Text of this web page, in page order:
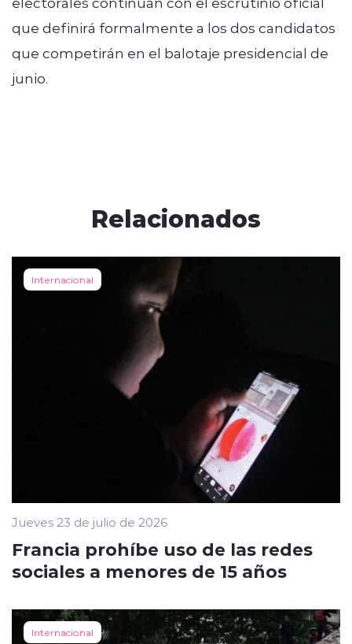
que definirá formalmente a los dos candidatos
que competirán en el balotaje presidencial de
junio.
Relacionados
Internacional
Jueves 23 de julio de 2026
Francia prohíbe uso de las redes
sociales a menores de 15 años
Internacional